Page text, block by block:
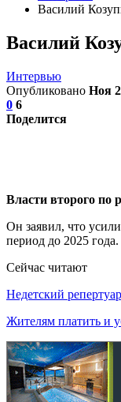
Василий
Василий
Интервью
Опубликовано Ноя
0 6
Поделится
Власти второго по
Он заявил, что
период до 2025
Сейчас читают
Недетский
Жителям платить и